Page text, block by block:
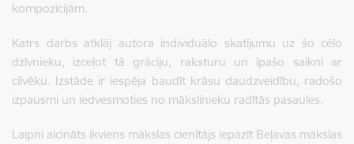
kompozīcijām.
Katrs darbs atklāj autora individuālo skatījumu uz šo cēlo
dzīvnieku, izceļot tā grāciju, raksturu un īpašo saikni ar
cilvēku. Izstāde ir iespēja baudīt krāsu daudzveidību, radošo
izpausmi un iedvesmoties no mākslinieku radītās pasaules.
Laipni aicināts ikviens mākslas cienītājs iepazīt Beļavas mākslas